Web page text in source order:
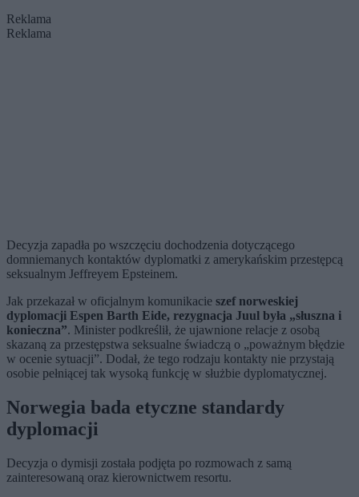
Reklama
Reklama
Decyzja zapadła po wszczęciu dochodzenia dotyczącego
domniemanych kontaktów dyplomatki z amerykańskim przestępcą
seksualnym Jeffreyem Epsteinem.
Jak przekazał w oficjalnym komunikacie szef norweskiej
dyplomacji Espen Barth Eide, rezygnacja Juul była „słuszna i
konieczna”. Minister podkreślił, że ujawnione relacje z osobą
skazaną za przestępstwa seksualne świadczą o „poważnym błędzie
w ocenie sytuacji”. Dodał, że tego rodzaju kontakty nie przystają
osobie pełniącej tak wysoką funkcję w służbie dyplomatycznej.
Norwegia bada etyczne standardy
dyplomacji
Decyzja o dymisji została podjęta po rozmowach z samą
zainteresowaną oraz kierownictwem resortu.